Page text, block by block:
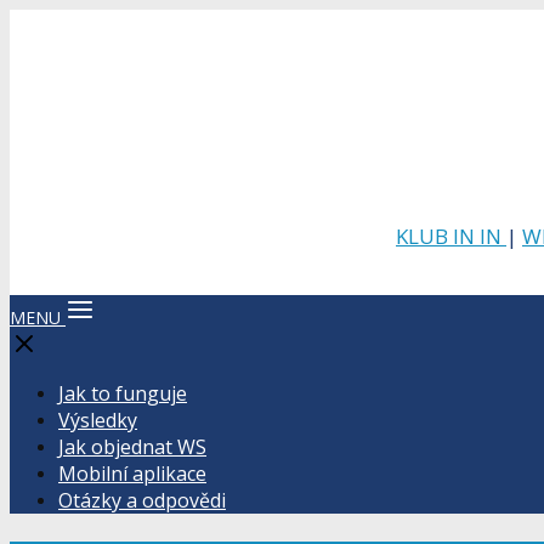
KLUB IN IN |
MENU
Jak to funguje
Výsledky
Jak objednat WS
Mobilní aplikace
Otázky a odpovědi